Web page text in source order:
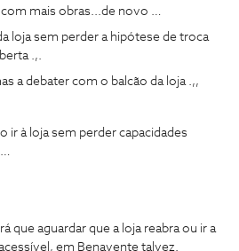
com mais obras...de novo …
loja sem perder a hipótese de troca
.,.
a debater com o balcão da loja .,,
ir à loja sem perder capacidades
…
que aguardar que a loja reabra ou ir a
em Benavente talvez.